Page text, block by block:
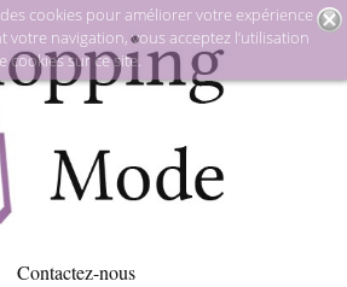
Contactez-nous
cookies pour améliorer votre expérience
navigation, vous acceptez l’utilisation
cookies sur ce site.